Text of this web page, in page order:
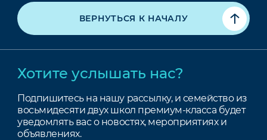
ВЕРНУТЬСЯ К НАЧАЛУ
Хотите услышать нас?
Подпишитесь на нашу рассылку, и семейство из
восьмидесяти двух школ премиум-класса будет
уведомлять вас о новостях, мероприятиях и
объявлениях.